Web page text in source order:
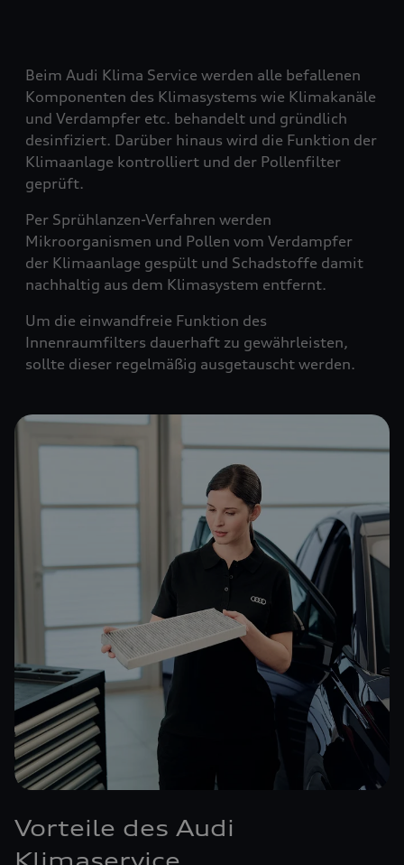
Beim Audi Klima Service werden alle befallenen
Komponenten des Klimasystems wie Klimakanäle
und Verdampfer etc. behandelt und gründlich
desinfiziert. Darüber hinaus wird die Funktion der
Klimaanlage kontrolliert und der Pollenfilter
geprüft.
Per Sprühlanzen-Verfahren werden
Mikroorganismen und Pollen vom Verdampfer
der Klimaanlage gespült und Schadstoffe damit
nachhaltig aus dem Klimasystem entfernt.
Um die einwandfreie Funktion des
Innenraumfilters dauerhaft zu gewährleisten,
sollte dieser regelmäßig ausgetauscht werden.
Vorteile des Audi